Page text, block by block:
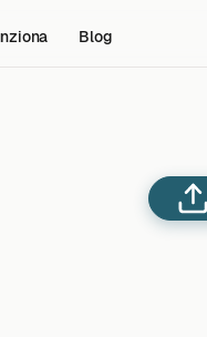
Blog